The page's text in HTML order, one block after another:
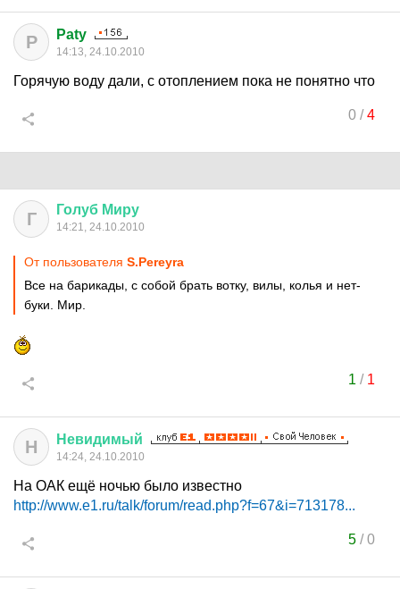
P Paty
14:13, 24.10.2010
Горячую воду дали, с отоплением пока не понятно что
0/4
Г Голуб Миру
14:21, 24.10.2010
От пользователя S.Pereyra
Все на барикады, с собой брать вотку, вилы, колья и нет-
буки. Мир.
1 / 1
Н Невидимый
14:24, 24.10.2010
На ОАК ещё ночью было известно
http://www.e1.ru/talk/forum/read.php?f=67&i=713178...
5/0